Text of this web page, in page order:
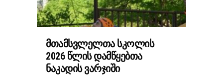
ᲛᲗᲐᲛᲡᲕᲚᲔᲚᲗᲐ ᲡᲙᲝᲚᲘᲡ
2026 ᲬᲚᲘᲡ ᲓᲐᲛᲬᲧᲔᲑᲗᲐ
ᲜᲐᲙᲐᲓᲘᲡ ᲕᲐᲠᲯᲘᲨᲘ